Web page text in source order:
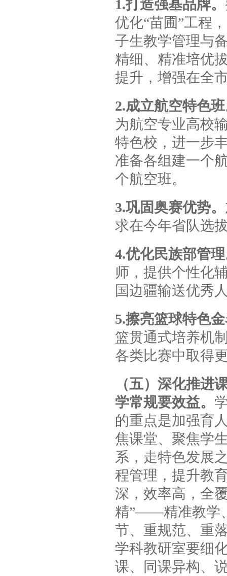
1.打造强基品牌。
优化“苗圃”工程
子生教学管理与
精细、精准培优
提升，增强在全
2.成立航空特色
为航空专业高校
特色校，进一步
准备各组建一个
个航空班。
3.巩固奥赛优势。
求在今年省队选
4.优化民族部管
师，提供个性化
国边疆输送优秀
5.擦亮篮球特色
篮贯通式培养机
各类比赛中取得
（五）深化推进
学常规要效益。
的重点是加强育
焦课堂、聚焦学
系，走特色发展
程管理，提升教
深，效率高，全
精”——精准教学
节、重规范、重
学科教研室要细
课、同课异构、